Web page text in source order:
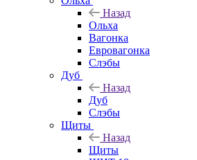
Назад
Ольха
Вагонка
Евровагонка
Слэбы
Дуб
Назад
Дуб
Слэбы
Щиты
Назад
Щиты